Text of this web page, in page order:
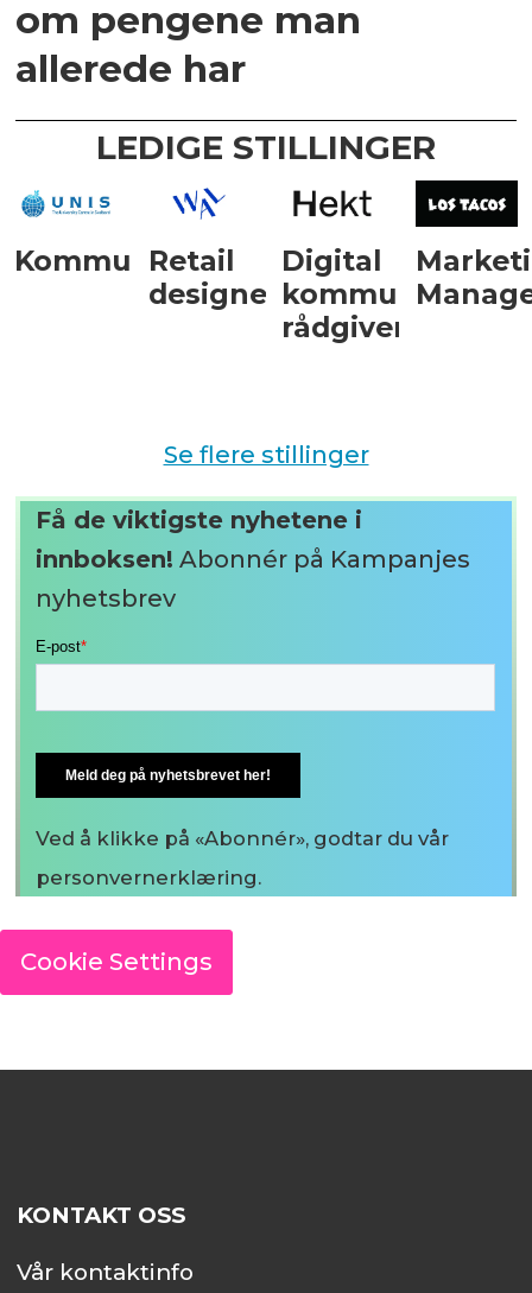
om pengene man
allerede har
LEDIGE STILLINGER
Kommunikasjonsrådgiver
Retail
designer
Digital
rådgiver
Se flere stillinger
Få de viktigste nyhetene i
innboksen! Abonnér på Kampanjes
nyhetsbrev
Ved å klikke på «Abonnér», godtar du vår
personvernerklæring.
Cookie Settings
KONTAKT OSS
Vår kontaktinfo